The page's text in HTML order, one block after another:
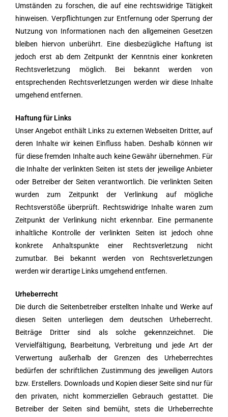
Umständen zu forschen, die auf eine rechtswidrige Tätigkeit
hinweisen. Verpflichtungen zur Entfernung oder Sperrung der
Nutzung von Informationen nach den allgemeinen Gesetzen
bleiben hiervon unberührt. Eine diesbezügliche Haftung ist
jedoch erst ab dem Zeitpunkt der Kenntnis einer konkreten
Rechtsverletzung möglich. Bei bekannt werden von
entsprechenden Rechtsverletzungen werden wir diese Inhalte
umgehend entfernen.
Haftung für Links
Unser Angebot enthält Links zu externen Webseiten Dritter, auf
deren Inhalte wir keinen Einfluss haben. Deshalb können wir
für diese fremden Inhalte auch keine Gewähr übernehmen. Für
die Inhalte der verlinkten Seiten ist stets der jeweilige Anbieter
oder Betreiber der Seiten verantwortlich. Die verlinkten Seiten
wurden zum Zeitpunkt der Verlinkung auf mögliche
Rechtsverstöße überprüft. Rechtswidrige Inhalte waren zum
Zeitpunkt der Verlinkung nicht erkennbar. Eine permanente
inhaltliche Kontrolle der verlinkten Seiten ist jedoch ohne
konkrete Anhaltspunkte einer Rechtsverletzung nicht
zumutbar. Bei bekannt werden von Rechtsverletzungen
werden wir derartige Links umgehend entfernen.
Urheberrecht
Die durch die Seitenbetreiber erstellten Inhalte und Werke auf
diesen Seiten unterliegen dem deutschen Urheberrecht.
Beiträge Dritter sind als solche gekennzeichnet. Die
Vervielfältigung, Bearbeitung, Verbreitung und jede Art der
Verwertung außerhalb der Grenzen des Urheberrechtes
bedürfen der schriftlichen Zustimmung des jeweiligen Autors
bzw. Erstellers. Downloads und Kopien dieser Seite sind nur für
den privaten, nicht kommerziellen Gebrauch gestattet. Die
Betreiber der Seiten sind bemüht, stets die Urheberrechte